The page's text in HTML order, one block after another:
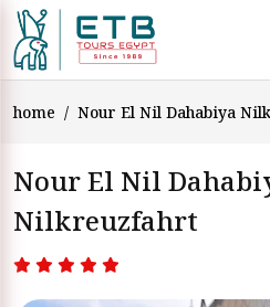
home Nour El Nil Dahabiya
Nour El Nil
Nilkreuzfahrt